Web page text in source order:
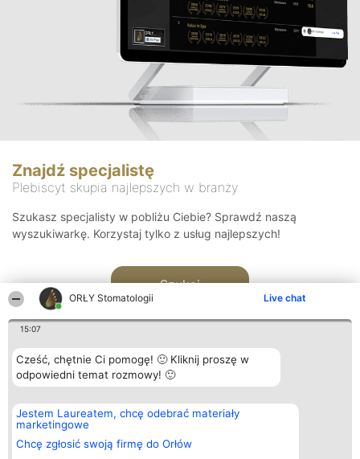
ORŁY Stomatologii Live chat
15:07
Cześć, chętnie Ci pomogę! 🙂 Kliknij proszę w
odpowiedni temat rozmowy! 🙂
Jestem Laureatem, chcę odebrać materiały
marketingowe
Chcę zgłosić swoją firmę do Orłów
Znajdź specjalistę
Plebiscyt skupia najlepszych w branży
Szukasz specjalisty w pobliżu Ciebie? Sprawdź naszą
wyszukiwarkę. Korzystaj tylko z usług najlepszych!
Szukaj
Organizator plebiscytu
Bright Side Solutions sp. z o.
o. sp. k.
ul. Ruska 22
Wrocław 50-079
Plebiscyt
Laureaci
wszystkich
Laureatów
Kontakt
Kontakt